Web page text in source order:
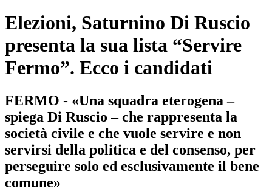
Elezioni, Saturnino Di Ruscio
presenta la sua lista “Servire
Fermo”. Ecco i candidati
FERMO - «Una squadra eterogena –
spiega Di Ruscio – che rappresenta la
società civile e che vuole servire e non
servirsi della politica e del consenso, per
perseguire solo ed esclusivamente il bene
comune»